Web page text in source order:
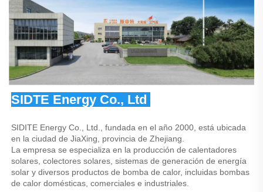
SIDTE Energy Co., Ltd
SIDITE Energy Co., Ltd., fundada en el año 2000, está ubicada
en la ciudad de JiaXing, provincia de Zhejiang.
La empresa se especializa en la producción de calentadores
solares, colectores solares, sistemas de generación de energía
solar y diversos productos de bomba de calor, incluidas bombas
de calor domésticas, comerciales e industriales.